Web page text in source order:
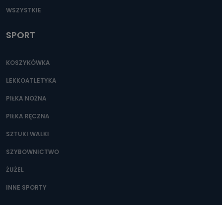
WSZYSTKIE
SPORT
KOSZYKÓWKA
LEKKOATLETYKA
PIŁKA NOŻNA
PIŁKA RĘCZNA
SZTUKI WALKI
SZYBOWNICTWO
ŻUŻEL
INNE SPORTY